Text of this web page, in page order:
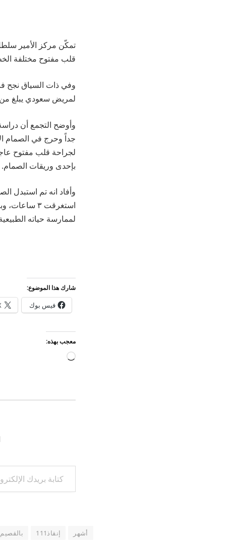
قلب مفتوح مختلفة الخطورة خلال 9 أشهر الماضية ” يناير-
وفي ذات السياق نجح
لمريض سعودي يبلغ من العمر 61 عاماً كان قد تعرّض لنوبة ضيق
وأوضح التجمع أن
جداً وحرج في الصمام
لجراحة قلب مفتوح
بإحدى وريقات الصمام.
وأفاد انه تم استبدل
استغرقت ٣
لممارسة حياته
شارك هذا الموضوع:
فيس بوك
معجب بهذه:
جاري
كتابة بريدك الإلكتروني...
أشهر إنقاذ111 بالقصيم